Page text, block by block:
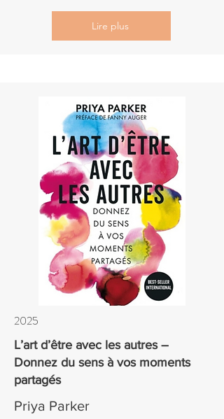
Lire plus
2025
L’art d’être avec les autres –
Donnez du sens à vos moments
partagés
Priya Parker